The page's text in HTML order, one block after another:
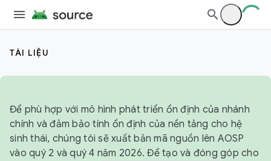
TÀI LIỆU
Để phù hợp với mô hình phát triển ổn định của nhánh
chính và đảm bảo tính ổn định của nền tảng cho hệ
sinh thái, chúng tôi sẽ xuất bản mã nguồn lên AOSP
vào quý 2 và quý 4 năm 2026. Để tạo và đóng góp cho